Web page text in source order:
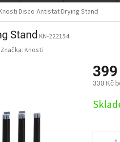
Disco-Antistat Drying Stand
Stand KN-222154
Značka: Knosti
330 Kč
cena: